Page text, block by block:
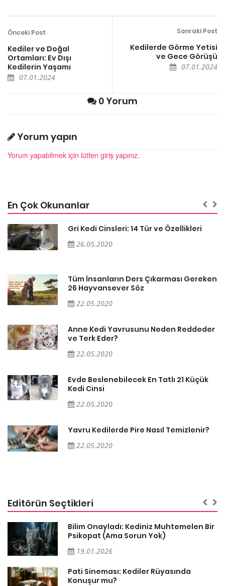
Önceki Post
Kediler ve Doğal
Ortamları: Ev Dışı
Kedilerin Yaşamı
07.01.2024
Sonraki Post
Kedilerde Görme Yetisi
ve Gece Görüşü
07.01.2024
0 Yorum
Yorum yapın
Yorum yapabilmek için lütfen giriş yapınız.
En Çok Okunanlar
Gri Kedi Cinsleri: 14 Tür ve Özellikleri
26.05.2020
Tüm İnsanların Ders Çıkarması Gereken
26 Hayvansever Söz
22.05.2020
Anne Kedi Yavrusunu Neden Reddeder
ve Terk Eder?
22.05.2020
Evde Beslenebilecek En Tatlı 21 Küçük
Kedi Cinsi
22.05.2020
Yavru Kedilerde Pire Nasıl Temizlenir?
22.05.2020
Editörün Seçtikleri
Bilim Onayladı: Kediniz Muhtemelen Bir
Psikopat (Ama Sorun Yok)
19.01.2026
Pati Sineması: Kediler Rüyasında
Konuşur mu?